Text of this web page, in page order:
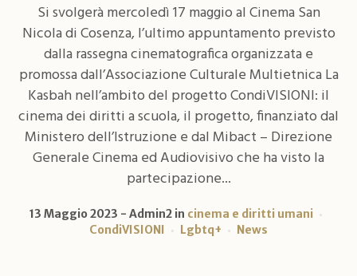
Si svolgerà mercoledì 17 maggio al Cinema San
Nicola di Cosenza, l’ultimo appuntamento previsto
dalla rassegna cinematografica organizzata e
promossa dall’Associazione Culturale Multietnica La
Kasbah nell’ambito del progetto CondiVISIONI: il
cinema dei diritti a scuola, il progetto, finanziato dal
Ministero dell’Istruzione e dal Mibact – Direzione
Generale Cinema ed Audiovisivo che ha visto la
partecipazione...
13 Maggio 2023 Admin2in cinema e diritti umani
CondiVISIONI
Lgbtq+ News